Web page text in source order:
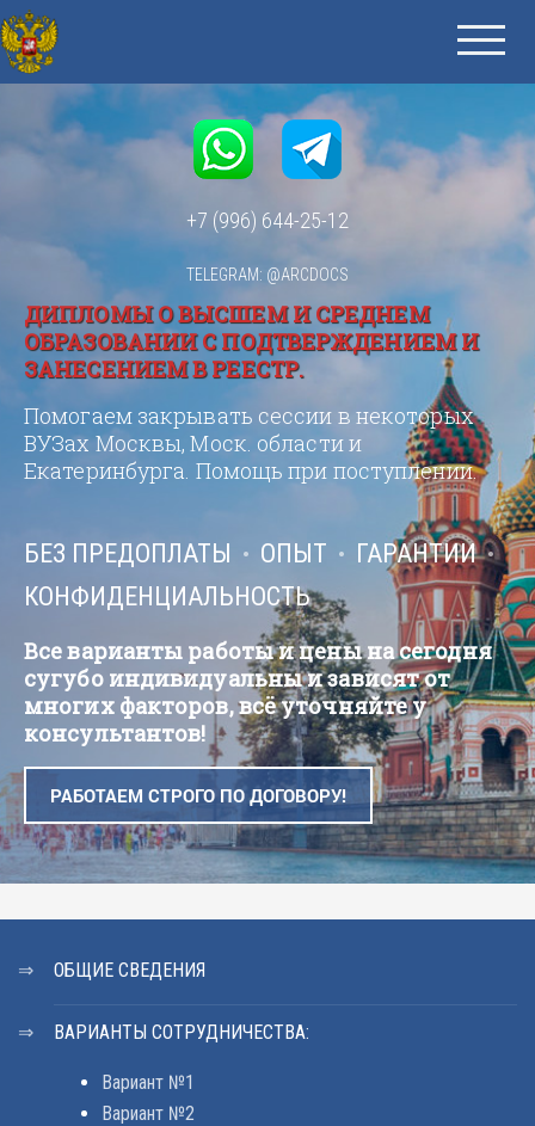
+7 (996) 644-25-12
TELEGRAM: @ARCDOCS
ДИПЛОМЫ О ВЫСШЕМ И СРЕДНЕМ
ОБРАЗОВАНИИ С ПОДТВЕРЖДЕНИЕМ И
ЗАНЕСЕНИЕМ В РЕЕСТР.
Помогаем закрывать сессии в некоторых
ВУЗах Москвы, Моск. области и
Екатеринбурга. Помощь при поступлении.
БЕЗ ПРЕДОПЛАТЫ ОПЫТ
ГАРАНТИИ
КОНФИДЕНЦИАЛЬНОСТЬ
Все варианты работы и цены на сегодня
сугубо индивидуальны и зависят от
многих факторов, всё уточняйте у
консультантов!
РАБОТАЕМ СТРОГО ПО ДОГОВОРУ!
ОБЩИЕ СВЕДЕНИЯ
ВАРИАНТЫ СОТРУДНИЧЕСТВА:
Вариант №1
Вариант №2